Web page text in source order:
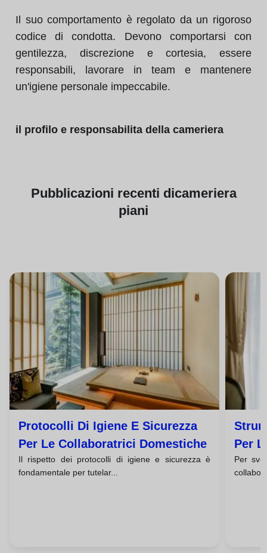
Il suo comportamento è regolato da un rigoroso
codice di condotta. Devono comportarsi con
gentilezza, discrezione e cortesia, essere
responsabili, lavorare in team e mantenere
un'igiene personale impeccabile.
il profilo e responsabilita della cameriera
Pubblicazioni recenti dicameriera
piani
Protocolli Di Igiene E Sicurezza
Per Le Collaboratrici Domestiche
Il rispetto dei protocolli di igiene e sicurezza è
fondamentale per tutelar...
Per
Per